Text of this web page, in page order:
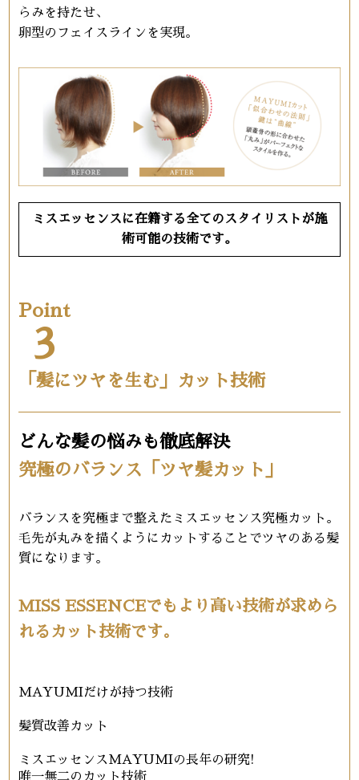
らみを持たせ、
卵型のフェイスラインを実現。
ミスエッセンスに在籍する全てのスタイリストが施
術可能の技術です。
Point
3
「髪にツヤを生む」カット技術
どんな髪の悩みも徹底解決
究極のバランス「ツヤ髪カット」
バランスを究極まで整えたミスエッセンス究極カット。
毛先が丸みを描くようにカットすることでツヤのある髪
質になります。
MISS ESSENCEでもより高い技術が求めら
れるカット技術です。
MAYUMIだけが持つ技術
髪質改善カット
ミスエッセンスMAYUMIの長年の研究!
唯一無二のカット技術